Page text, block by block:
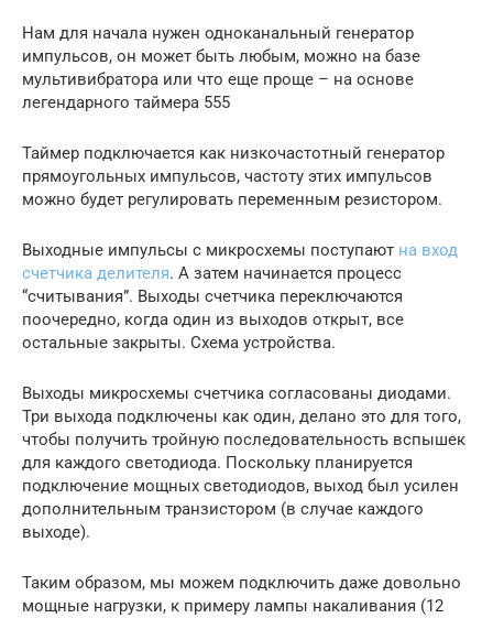
Нам для начала нужен одноканальный генератор
импульсов, он может быть любым, можно на базе
мультивибратора или что еще проще – на основе
легендарного таймера 555
Таймер подключается как низкочастотный генератор
прямоугольных импульсов, частоту этих импульсов
можно будет регулировать переменным резистором.
Выходные импульсы с микросхемы поступают на вход
счетчика делителя. А затем начинается процесс
“считывания”. Выходы счетчика переключаются
поочередно, когда один из выходов открыт, все
остальные закрыты. Схема устройства.
Выходы микросхемы счетчика согласованы диодами.
Три выхода подключены как один, делано это для того,
чтобы получить тройную последовательность вспышек
для каждого светодиода. Поскольку планируется
подключение мощных светодиодов, выход был усилен
дополнительным транзистором (в случае каждого
выходе).
Таким образом, мы можем подключить даже довольно
мощные нагрузки, к примеру лампы накаливания (12